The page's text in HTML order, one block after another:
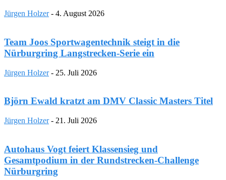
Jürgen Holzer - 4. August 2026
Team Joos Sportwagentechnik steigt in die
Nürburgring Langstrecken-Serie ein
Jürgen Holzer - 25. Juli 2026
Björn Ewald kratzt am DMV Classic Masters Titel
Jürgen Holzer - 21. Juli 2026
Autohaus Vogt feiert Klassensieg und
Gesamtpodium in der Rundstrecken-Challenge
Nürburgring